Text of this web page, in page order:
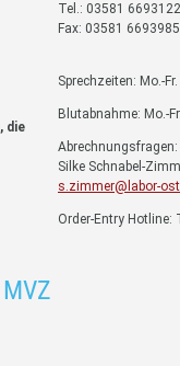
die
Tel.: 03581
Fax: 03581 6693985
Sprechzeiten: Mo.-
Blutabnahme: Mo.-
Abrechnungsfragen:
Silke Schnabel-
s.zimmer@labor-
Order-Entry Hotline: